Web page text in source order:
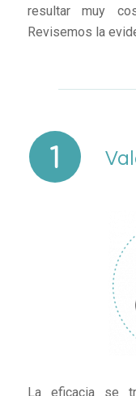
resultar muy
Revisemos la
La eficacia se